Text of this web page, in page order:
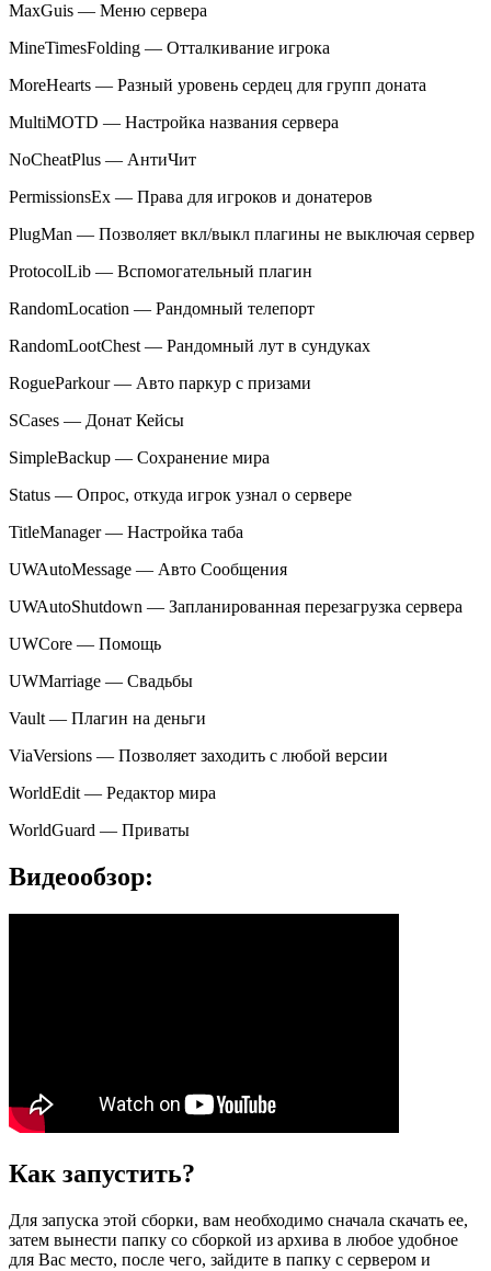
MaxGuis — Меню сервера
MineTimesFolding — Отталкивание игрока
MoreHearts — Разный уровень сердец для групп доната
MultiMOTD — Настройка названия сервера
NoCheatPlus — АнтиЧит
PermissionsEx — Права для игроков и донатеров
PlugMan — Позволяет вкл/выкл плагины не выключая сервер
ProtocolLib — Вспомогательный плагин
RandomLocation — Рандомный телепорт
RandomLootChest — Рандомный лут в сундуках
RogueParkour — Авто паркур с призами
SCases — Донат Кейсы
SimpleBackup — Сохранение мира
Status — Опрос, откуда игрок узнал о сервере
TitleManager — Настройка таба
UWAutoMessage — Авто Сообщения
UWAutoShutdown — Запланированная перезагрузка сервера
UWCore — Помощь
UWMarriage — Свадьбы
Vault — Плагин на деньги
ViaVersions — Позволяет заходить с любой версии
WorldEdit — Редактор мира
WorldGuard — Приваты
Видеообзор:
Как запустить?
Для запуска этой сборки, вам необходимо сначала скачать ее,
затем вынести папку со сборкой из архива в любое удобное
для Вас место, после чего, зайдите в папку с сервером и